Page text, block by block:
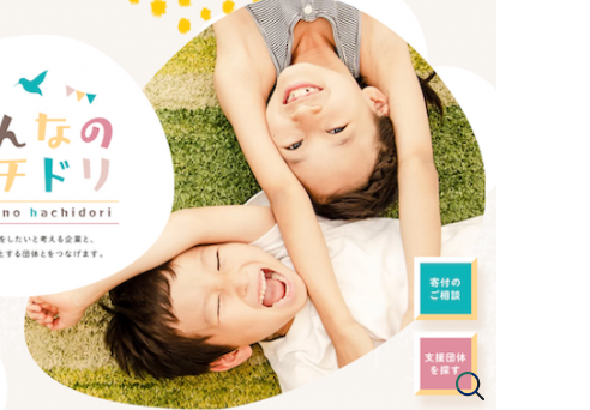
）
イト （39件）
（28件）
ンサイト （12件）
物） （90件）